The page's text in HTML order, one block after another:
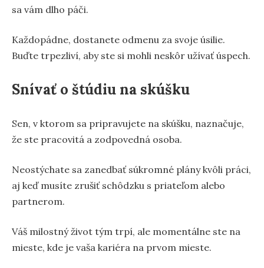
sa vám dlho páči.
Každopádne, dostanete odmenu za svoje úsilie.
Buďte trpezliví, aby ste si mohli neskôr užívať úspech.
Snívať o štúdiu na skúšku
Sen, v ktorom sa pripravujete na skúšku, naznačuje,
že ste pracovitá a zodpovedná osoba.
Neostýchate sa zanedbať súkromné plány kvôli práci,
aj keď musíte zrušiť schôdzku s priateľom alebo
partnerom.
Váš milostný život tým trpí, ale momentálne ste na
mieste, kde je vaša kariéra na prvom mieste.